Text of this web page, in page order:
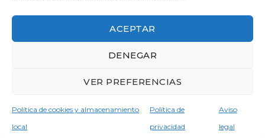
ACEPTAR
DENEGAR
VER PREFERENCIAS
Política de cookies y almacenamiento
local
Política de
privacidad
Aviso
legal
Todos los derechos reservados